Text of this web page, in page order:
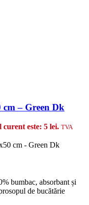
– Green Dk
curent este: 5 lei. TVA
cm - Green Dk
bumbac, absorbant și
de bucătărie